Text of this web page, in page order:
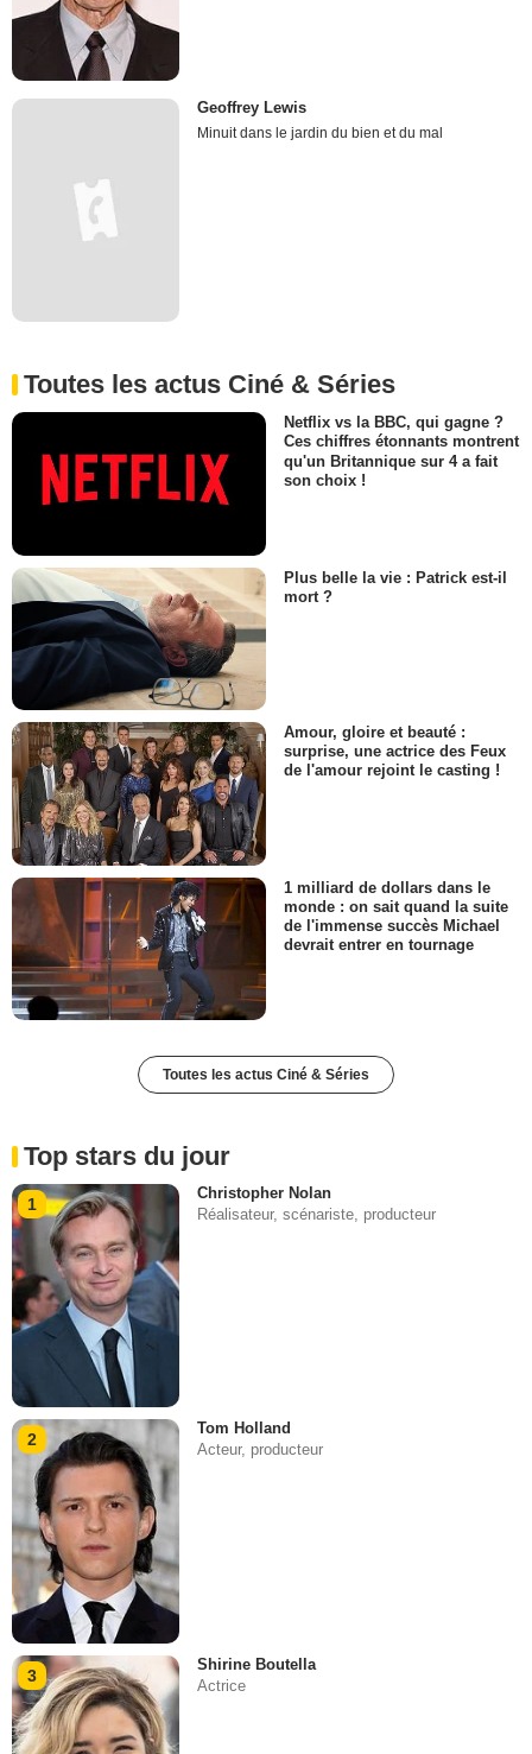
Geoffrey Lewis
Minuit dans le jardin du bien et du mal
Toutes les actus Ciné & Séries
Netflix vs la BBC, qui gagne ?
Ces chiffres étonnants montrent
qu'un Britannique sur 4 a fait
son choix !
Plus belle la vie : Patrick est-il
mort ?
Amour, gloire et beauté :
surprise, une actrice des Feux
de l'amour rejoint le casting !
1 milliard de dollars dans le
monde : on sait quand la suite
de l'immense succès Michael
devrait entrer en tournage
Toutes les actus Ciné & Séries
Top stars du jour
1
Christopher Nolan
Réalisateur, scénariste, producteur
2
Tom Holland
Acteur, producteur
3
Shirine Boutella
Actrice